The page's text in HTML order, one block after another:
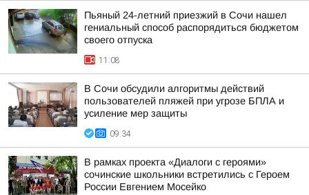
Пьяный 24-летний приезжий в Сочи нашел
гениальный способ распорядиться бюджетом
своего отпуска
11:08
В Сочи обсудили алгоритмы действий
пользователей пляжей при угрозе БПЛА и
усиление мер защиты
09:34
В рамках проекта «Диалоги с героями»
сочинские школьники встретились с Героем
России Евгением Мосейко